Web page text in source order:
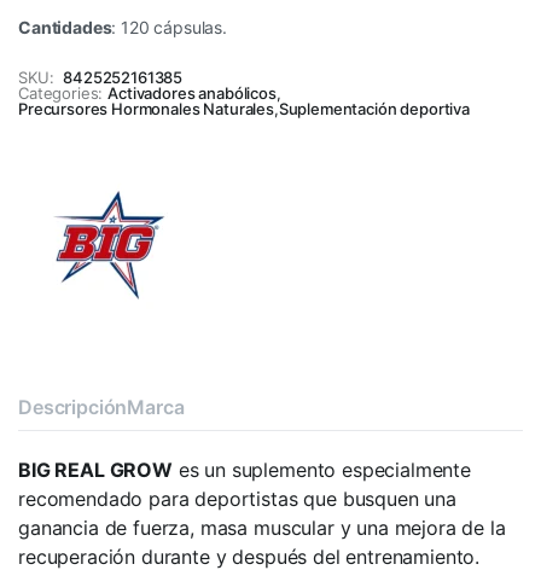
Cantidades: 120 cápsulas.
SKU: 8425252161385
Categories: Activadores anabólicos,
Precursores Hormonales Naturales,Suplementación deportiva
DescripciónMarca
BIG REAL GROW es un suplemento especialmente
recomendado para deportistas que busquen una
ganancia de fuerza, masa muscular y una mejora de la
recuperación durante y después del entrenamiento.